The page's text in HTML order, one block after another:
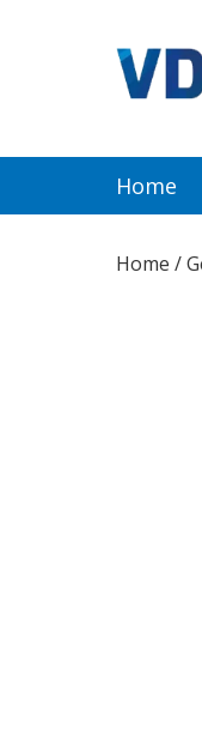
Home
Home /